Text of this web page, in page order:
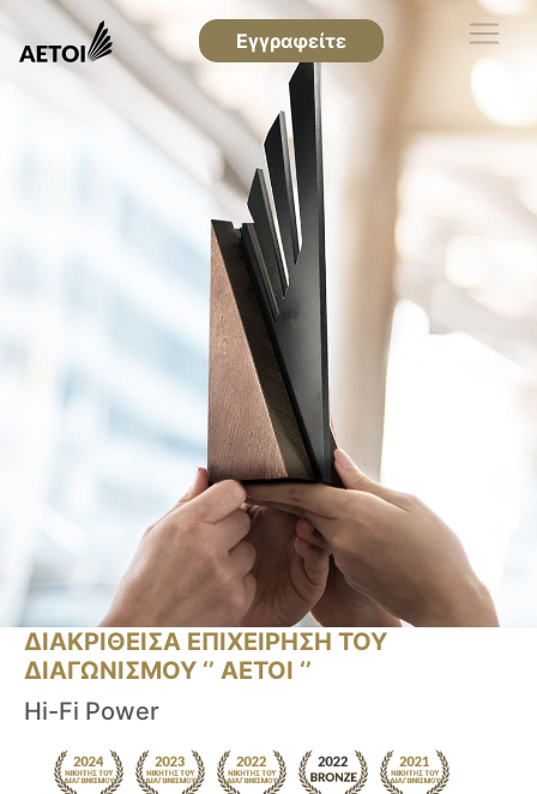
Εγγραφείτε
ΔΙΑΚΡΙΘΕΙΣΑ ΕΠΙΧΕΙΡΗΣΗ ΤΟΥ
ΔΙΑΓΩΝΙΣΜΟΥ ‘’ ΑΕΤΟΙ ‘’
Hi-Fi Power